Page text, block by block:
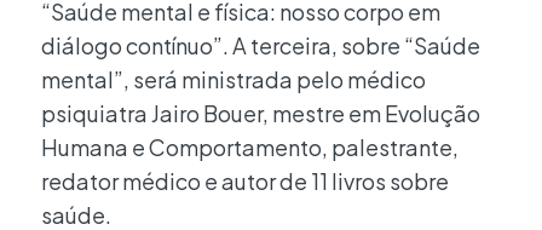
“Saúde mental e física: nosso corpo em
diálogo contínuo”. A terceira, sobre “Saúde
mental”, será ministrada pelo médico
psiquiatra Jairo Bouer, mestre em Evolução
Humana e Comportamento, palestrante,
redator médico e autor de 11 livros sobre
saúde.